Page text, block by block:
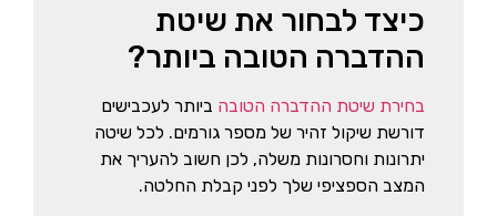
כיצד לבחור את שיטת
ההדברה הטובה ביותר?
בחירת שיטת ההדברה הטובה ביותר לעכבישים
דורשת שיקול זהיר של מספר גורמים. לכל שיטה
יתרונות וחסרונות משלה, לכן חשוב להעריך את
המצב הספציפי שלך לפני קבלת החלטה.